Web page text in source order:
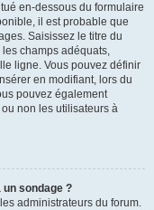
en-dessous du formulaire
il est probable que
Saisissez le titre du
champs adéquats,
ligne. Vous pouvez définir
en modifiant, lors du
pouvez également
non les utilisateurs à
un sondage ?
administrateurs du forum.